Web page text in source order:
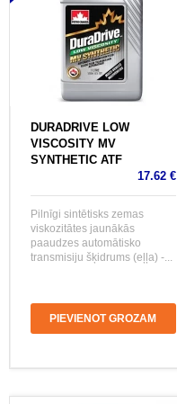
DURADRIVE LOW
VISCOSITY MV
SYNTHETIC ATF
17.62 €
Pilnīgi sintētisks zemas
viskozitātes jaunākās
paaudzes automātisko
transmisiju šķidrums (eļļa) -...
PIEVIENOT GROZAM